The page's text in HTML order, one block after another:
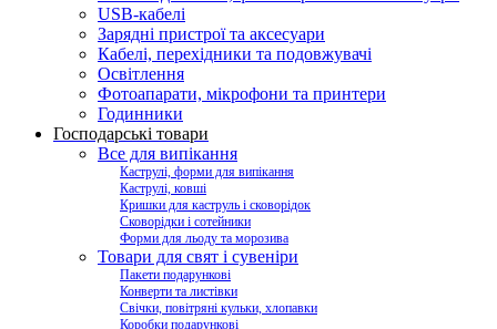
USB-кабелі
Зарядні пристрої та аксесуари
Кабелі, перехідники та подовжувачі
Освітлення
Фотоапарати, мікрофони та принтери
Годинники
Господарські товари
Все для випікання
Каструлі, форми для випікання
Каструлі, ковші
Кришки для каструль і сковорідок
Сковорідки і сотейники
Форми для льоду та морозива
Товари для свят і сувеніри
Пакети подарункові
Конверти та листівки
Свічки, повітряні кульки, хлопавки
Коробки подарункові